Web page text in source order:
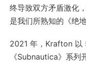
终导致双方矛盾激化
是我们所熟知的《绝
2021 年，Krafton 以
《Subnautica》系